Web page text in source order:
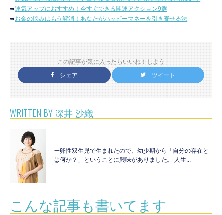
➥運気アップにおすすめ！今すぐできる開運アクション9選
➥お金の悩みはもう解消！あなたがハッピーマネーを引き寄せる法
この記事が気に入ったらいいね！しよう
シェア
ツイート
WRITTEN BY 深井 沙織
一卵性双生児で生まれたので、幼少期から「自分の存在と
は何か？」ということに興味がありました。 人生...
こんな記事も書いてます